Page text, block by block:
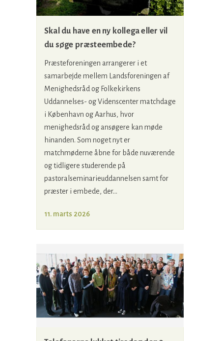
Skal du have en ny kollega eller vil
du søge præsteembede?
Præsteforeningen arrangerer i et
samarbejde mellem Landsforeningen af
Menighedsråd og Folkekirkens
Uddannelses- og Videnscenter matchdage
i København og Aarhus, hvor
menighedsråd og ansøgere kan møde
hinanden. Som noget nyt er
matchmøderne åbne for både nuværende
og tidligere studerende på
pastoralseminarieuddannelsen samt for
præster i embede, der...
11. marts 2026